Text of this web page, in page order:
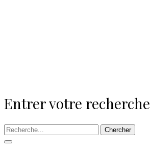
Entrer votre recherche
Chercher